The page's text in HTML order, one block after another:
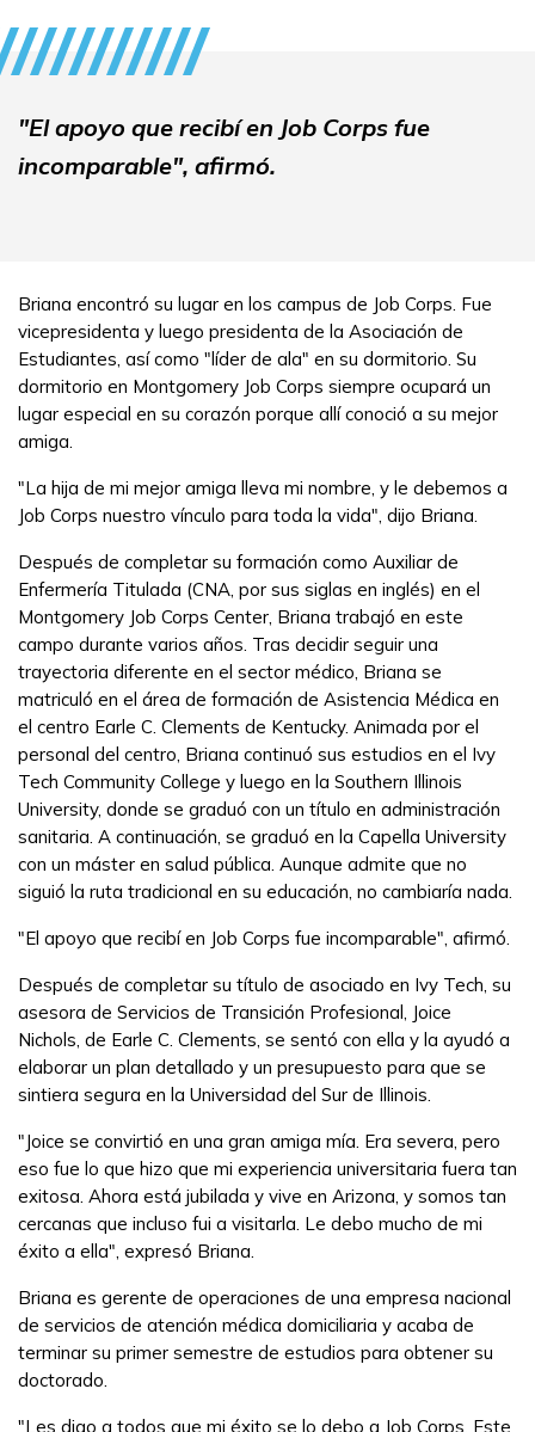
"El apoyo que recibí en Job Corps fue
incomparable", afirmó.
Briana encontró su lugar en los campus de Job Corps. Fue
vicepresidenta y luego presidenta de la Asociación de
Estudiantes, así como "líder de ala" en su dormitorio. Su
dormitorio en Montgomery Job Corps siempre ocupará un
lugar especial en su corazón porque allí conoció a su mejor
amiga.
"La hija de mi mejor amiga lleva mi nombre, y le debemos a
Job Corps nuestro vínculo para toda la vida", dijo Briana.
Después de completar su formación como Auxiliar de
Enfermería Titulada (CNA, por sus siglas en inglés) en el
Montgomery Job Corps Center, Briana trabajó en este
campo durante varios años. Tras decidir seguir una
trayectoria diferente en el sector médico, Briana se
matriculó en el área de formación de Asistencia Médica en
el centro Earle C. Clements de Kentucky. Animada por el
personal del centro, Briana continuó sus estudios en el Ivy
Tech Community College y luego en la Southern Illinois
University, donde se graduó con un título en administración
sanitaria. A continuación, se graduó en la Capella University
con un máster en salud pública. Aunque admite que no
siguió la ruta tradicional en su educación, no cambiaría nada.
"El apoyo que recibí en Job Corps fue incomparable", afirmó.
Después de completar su título de asociado en Ivy Tech, su
asesora de Servicios de Transición Profesional, Joice
Nichols, de Earle C. Clements, se sentó con ella y la ayudó a
elaborar un plan detallado y un presupuesto para que se
sintiera segura en la Universidad del Sur de Illinois.
"Joice se convirtió en una gran amiga mía. Era severa, pero
eso fue lo que hizo que mi experiencia universitaria fuera tan
exitosa. Ahora está jubilada y vive en Arizona, y somos tan
cercanas que incluso fui a visitarla. Le debo mucho de mi
éxito a ella", expresó Briana.
Briana es gerente de operaciones de una empresa nacional
de servicios de atención médica domiciliaria y acaba de
terminar su primer semestre de estudios para obtener su
doctorado.
"Les digo a todos que mi éxito se lo debo a Job Corps. Este